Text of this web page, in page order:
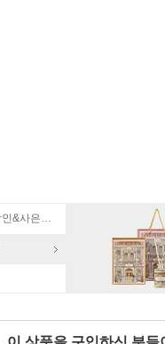
노르잇 신제품 출시 기념 할인&사은품 증정!